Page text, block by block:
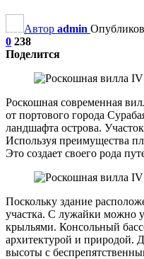
Автор admin
0 238
Поделится
Роскошная современная
от портового города
ландшафта острова.
Используя преимущества
Это создает своего рода
Поскольку здание
участка. С лужайки можно
крыльями. Консольный
архитектурой и природой.
высоты с